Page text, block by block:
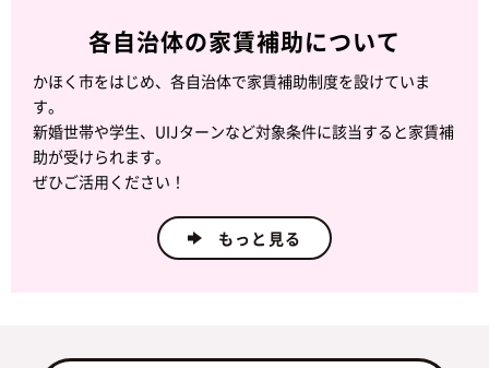
各自治体の家賃補助について
かほく市をはじめ、各自治体で家賃補助制度を設けていま
す。
新婚世帯や学生、UIJターンなど対象条件に該当すると家賃補
助が受けられます。
ぜひご活用ください！
もっと見る